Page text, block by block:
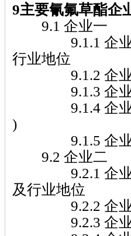
9主要氰氟草酯企
9.1 企业一
9.1.1 企业一
行业地位
9.1.2 企业一
9.1.3 企业一
9.1.4 企业一
)
9.1.5 企业一
9.2 企业二
9.2.1 企业二
及行业地位
9.2.2 企业二
9.2.3 企业二